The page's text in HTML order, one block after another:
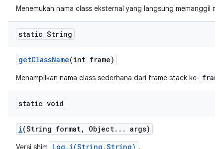
Menemukan nama class eksternal yang langsung memanggil
static String
getClassName(int frame)
Menampilkan nama class sederhana dari frame stack ke- frame
static void
i(String format, Object. . . args)
Versi shim Log.i(String,String) .